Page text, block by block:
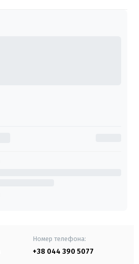
Номер телефона:
+38 044 390 5077